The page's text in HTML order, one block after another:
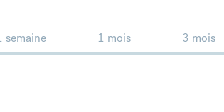
semaine 1 mois 3 mois